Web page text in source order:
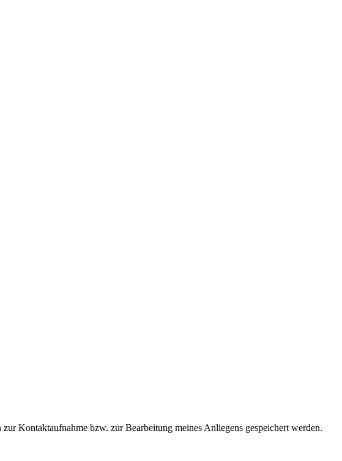
Kontaktaufnahme bzw. zur Bearbeitung meines Anliegens gespeichert werden.